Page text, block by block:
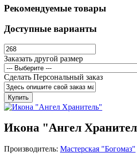
Рекомендуемые товары
Доступные варианты
Заказать другой размер
Сделать Персональный заказ
Купить
Икона "Ангел
Производитель: Мастерская "Богомаз"